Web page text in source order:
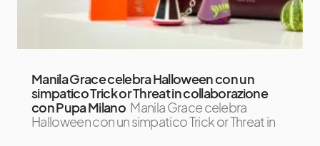
Manila Grace celebra Halloween con un
simpatico Trick or Threat in collaborazione
con Pupa Milano Manila Grace celebra
Halloween con un simpatico Trick or Threat in